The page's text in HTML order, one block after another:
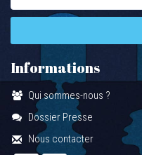
Informations
Qui sommes-nous ?
Dossier Presse
Nous contacter